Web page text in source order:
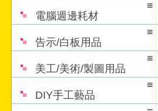
電腦週邊耗材
告示/白板用品
美工/美術/製圖用品
DIY手工藝品